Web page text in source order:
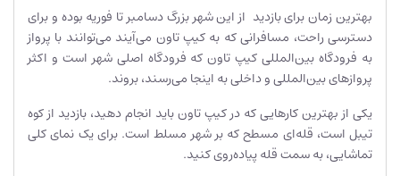
بهترین زمان برای بازدید از این شهر بزرگ دسامبر تا فوریه بوده و برای
دسترسی راحت، مسافرانی که به کیپ تاون می‌آیند می‌توانند با پرواز
به فرودگاه بین‌المللی کیپ تاون که فرودگاه اصلی شهر است و اکثر
پروازهای بین‌المللی و داخلی به اینجا می‌رسند، بروند.
یکی از بهترین کارهایی که در کیپ تاون باید انجام دهید، بازدید از کوه
تیبل است، قله‌ای مسطح که بر شهر مسلط است. برای یک نمای کلی
تماشایی، به سمت قله پیاده‌روی کنید.